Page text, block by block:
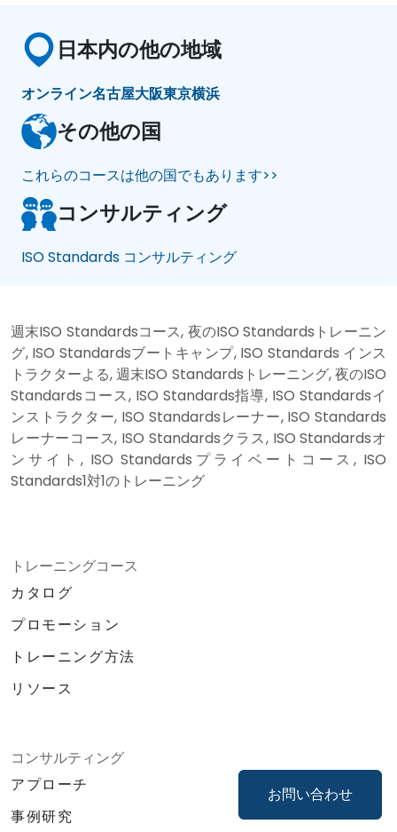
お問い合わせ
日本内の他の地域
オンライン名古屋大阪東京横浜
その他の国
これらのコースは他の国でもあります>>
コンサルティング
ISO Standards コンサルティング
週末ISO Standardsコース, 夜のISO Standardsトレーニン
グ, ISO Standardsブートキャンプ, ISO Standards インス
トラクターよる, 週末ISO Standardsトレーニング, 夜のISO
Standardsコース, ISO Standards指導, ISO Standardsイ
ンストラクター, ISO Standardsレーナー, ISO Standards
レーナーコース, ISO Standardsクラス, ISO Standardsオ
ンサイト, ISO Standardsプライベートコース, ISO
Standards1対1のトレーニング
トレーニングコース
カタログ
プロモーション
トレーニング方法
リソース
コンサルティング
アプローチ
事例研究